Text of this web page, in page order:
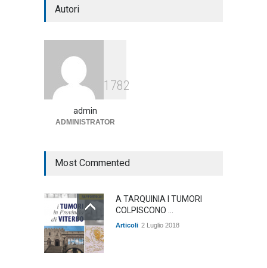
arrivano i pagamenti PAC, la
Autori
1782
admin
ADMINISTRATOR
Most Commented
A TARQUINIA I TUMORI
COLPISCONO ...
Articoli 2 Luglio 2018